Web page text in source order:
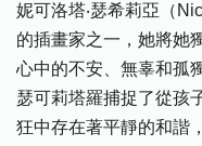
妮可洛塔‧瑟希莉亞（
的插畫家之一，她將她
心中的不安、無辜和孤
瑟可莉塔羅捕捉了從孩
狂中存在著平靜的和諧